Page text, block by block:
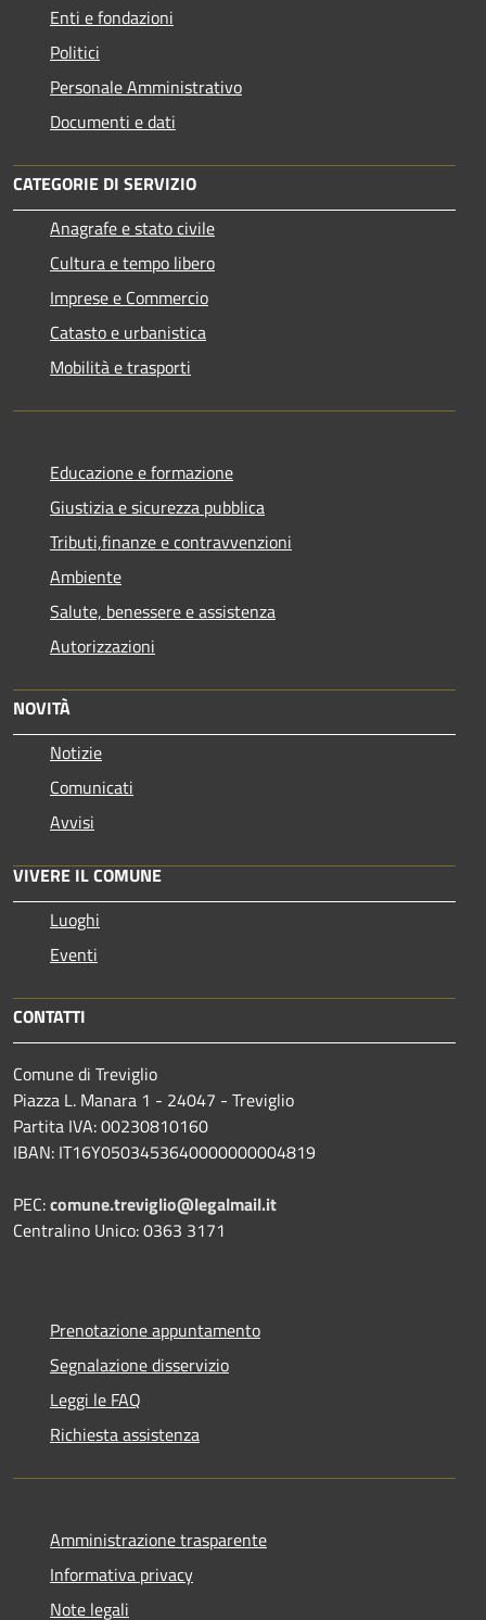
Enti e fondazioni
Politici
Personale Amministrativo
Documenti e dati
CATEGORIE DI SERVIZIO
Anagrafe e stato civile
Cultura e tempo libero
Imprese e Commercio
Catasto e urbanistica
Mobilità e trasporti
Educazione e formazione
Giustizia e sicurezza pubblica
Tributi,finanze e contravvenzioni
Ambiente
Salute, benessere e assistenza
Autorizzazioni
NOVITÀ
Notizie
Comunicati
Avvisi
VIVERE IL COMUNE
Luoghi
Eventi
CONTATTI
Comune di Treviglio
Piazza L. Manara 1 - 24047 - Treviglio
Partita IVA: 00230810160
IBAN: IT16Y0503453640000000004819
PEC:comune.treviglio@legalmail.it
Centralino Unico: 0363 3171
Prenotazione appuntamento
Segnalazione disservizio
Leggi le FAQ
Richiesta assistenza
Amministrazione trasparente
Informativa privacy
Note legali